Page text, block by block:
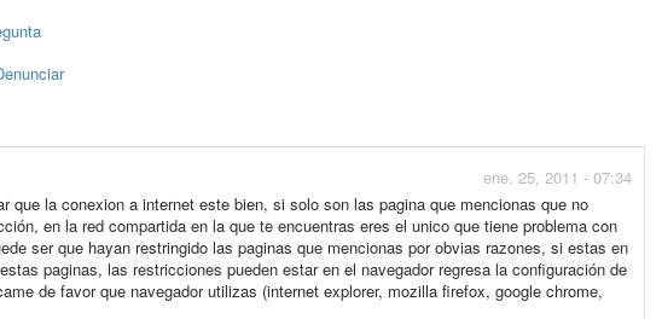
ene. 25, 2011 - 07:34
que la conexion a internet este bien, si solo son las pagina que mencionas que no
en la red compartida en la que te encuentras eres el unico que tiene problema con
ser que hayan restringido las paginas que mencionas por obvias razones, si estas en
paginas, las restricciones pueden estar en el navegador regresa la configuración de
de favor que navegador utilizas (internet explorer, mozilla firefox, google chrome,